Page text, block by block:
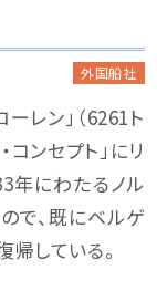
外国船社
レン」（6261ト
コンセプト」にリ
年にわたるノル
で、既にベルゲ
している。